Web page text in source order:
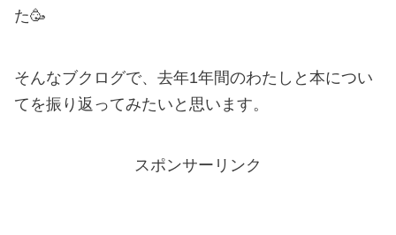
た🥳
そんなブクログで、去年1年間のわたしと本につい
てを振り返ってみたいと思います。
スポンサーリンク